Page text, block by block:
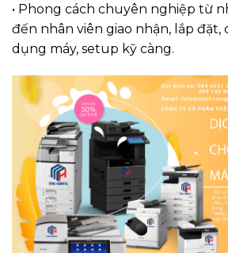
• Phong cách chuyên nghiệp từ
đến nhân viên giao nhận, lắp đặt,
dụng máy, setup kỹ càng.